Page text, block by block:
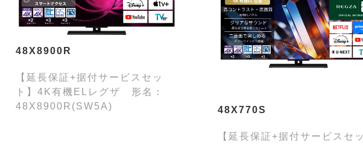
48X8900R
【延長保証+据付サービスセッ
ト】4K有機ELレグザ 形名：
48X8900R(SW5A)
48X770S
【延長保証+据付サービスセッ